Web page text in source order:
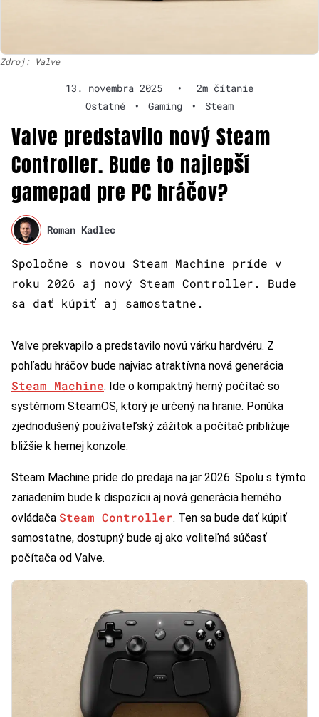
Zdroj: Valve
13. novembra 2025 •
2m čítanie
Ostatné
• Gaming • Steam
Valve predstavilo nový Steam
Controller. Bude to najlepší
gamepad pre PC hráčov?
Roman Kadlec
Spoločne s novou Steam Machine príde v
roku 2026 aj nový Steam Controller. Bude
sa dať kúpiť aj samostatne.
Valve prekvapilo a predstavilo novú várku hardvéru. Z
pohľadu hráčov bude najviac atraktívna nová generácia
Steam Machine. Ide o kompaktný herný počítač so
systémom SteamOS, ktorý je určený na hranie. Ponúka
zjednodušený používateľský zážitok a počítač približuje
bližšie k hernej konzole.
Steam Machine príde do predaja na jar 2026. Spolu s týmto
zariadením bude k dispozícii aj nová generácia herného
ovládača Steam Controller. Ten sa bude dať kúpiť
samostatne, dostupný bude aj ako voliteľná súčasť
počítača od Valve.